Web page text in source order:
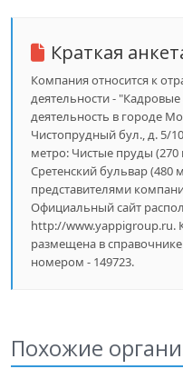
Краткая
Компания относится к
деятельности - "Кадровые
деятельность в городе
Чистопрудный бул., д. 5/
метро: Чистые пруды (270
Сретенский бульвар (480
представителями
Официальный сайт
http://
размещена в
номером - 149723.
Похожие